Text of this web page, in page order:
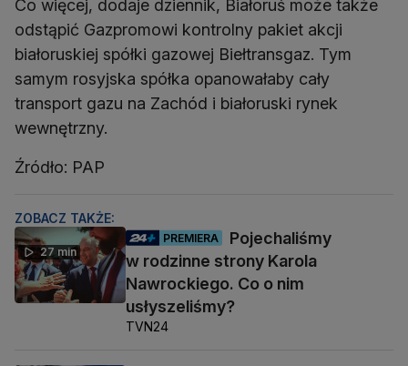
Co więcej, dodaje dziennik, Białoruś może także
odstąpić Gazpromowi kontrolny pakiet akcji
białoruskiej spółki gazowej Biełtransgaz. Tym
samym rosyjska spółka opanowałaby cały
transport gazu na Zachód i białoruski rynek
wewnętrzny.
Źródło: PAP
ZOBACZ TAKŻE:
27 min
PREMIERA
Pojechaliśmy
w rodzinne strony Karola
Nawrockiego. Co o nim
usłyszeliśmy?
TVN24